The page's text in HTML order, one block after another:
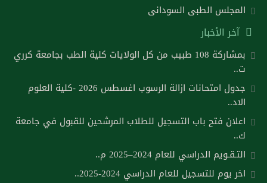
المجلس الطبى السودانى
آخر الأخبار
بمشاركة 108 طبيب من كل الولايات كلية الطب بجامعة كرري
ت..
جدول امتحانات ازالة الرسوب اغسطس 2026 -كلية العلوم
الاد..
اعلان فتح باب التسجيل للطلاب المرشحين للقبول في جامعة
ك..
التـقـويم الدراسي للعام 2024–2025 م..
اخر يوم للتسجيل للعام الدراسي 2024-2025..